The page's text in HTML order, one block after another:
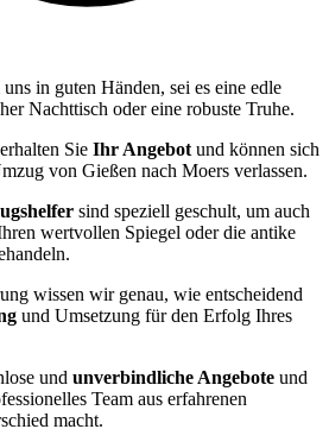
in guten Händen, sei es eine edle
Nachttisch oder eine robuste Truhe.
Sie Ihr Angebot und können sich
von Gießen nach Moers verlassen.
sind speziell geschult, um auch
wertvollen Spiegel oder die antike
wissen wir genau, wie entscheidend
und Umsetzung für den Erfolg Ihres
und unverbindliche Angebote und
Team aus erfahrenen
macht.